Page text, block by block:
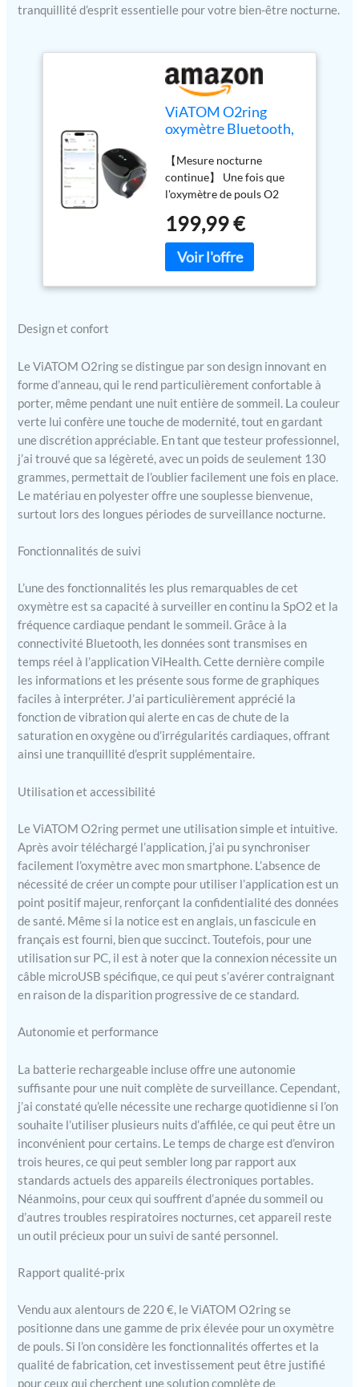
tranquillité d’esprit essentielle pour votre bien-être nocturne.
ViATOM O2ring
oxymètre Bluetooth,
bout des doigts pour
une surveillance
continue la nuit,
oxymètre de sommeil
pour mesurer la SpO2
& la fréquence
cardiaque (vert)
【Mesure nocturne
continue】 Une fois que
l'oxymètre de pouls O2
commencera
automatiquement à
surveiller en continu la
SOMMEIL】 Ce produit
comprend un tableau
d'analyse du sommeil
déverrouille toutes les
fonctions du sommeil.
【Oxymètre avec fonction
d'alerte】 Si les niveaux
d'oxygène sont trop bas, la
bague vibre pour alerter
vibration et trois niveaux
de luminosité au choix.
【Rapports
téléchargeables】 Notre
oxymètre de sommeil
Bluetooth synchronise
automatiquement les
mesures avec l'application
"O2 Insight Pro" sur PC.
Les rapports peuvent être
téléchargés et imprimés
rester complètement sans
pression. Le silicone
antidérapant intégré
protège les doigts. En 2022,
l'oxymètre de pouls O2
pour doigt a remporté le
prix iF Design Award.
199,99 €
Design et confort
Le ViATOM O2ring se distingue par son design innovant en
forme d’anneau, qui le rend particulièrement confortable à
porter, même pendant une nuit entière de sommeil. La couleur
verte lui confère une touche de modernité, tout en gardant
une discrétion appréciable. En tant que testeur professionnel,
j’ai trouvé que sa légèreté, avec un poids de seulement 130
grammes, permettait de l’oublier facilement une fois en place.
Le matériau en polyester offre une souplesse bienvenue,
surtout lors des longues périodes de surveillance nocturne.
Fonctionnalités de suivi
L’une des fonctionnalités les plus remarquables de cet
oxymètre est sa capacité à surveiller en continu la SpO2 et la
fréquence cardiaque pendant le sommeil. Grâce à la
connectivité Bluetooth, les données sont transmises en
temps réel à l’application ViHealth. Cette dernière compile
les informations et les présente sous forme de graphiques
faciles à interpréter. J’ai particulièrement apprécié la
fonction de vibration qui alerte en cas de chute de la
saturation en oxygène ou d’irrégularités cardiaques, offrant
ainsi une tranquillité d’esprit supplémentaire.
Utilisation et accessibilité
Le ViATOM O2ring permet une utilisation simple et intuitive.
Après avoir téléchargé l’application, j’ai pu synchroniser
facilement l’oxymètre avec mon smartphone. L’absence de
nécessité de créer un compte pour utiliser l’application est un
point positif majeur, renforçant la confidentialité des données
de santé. Même si la notice est en anglais, un fascicule en
français est fourni, bien que succinct. Toutefois, pour une
utilisation sur PC, il est à noter que la connexion nécessite un
câble microUSB spécifique, ce qui peut s’avérer contraignant
en raison de la disparition progressive de ce standard.
Autonomie et performance
La batterie rechargeable incluse offre une autonomie
suffisante pour une nuit complète de surveillance. Cependant,
j’ai constaté qu’elle nécessite une recharge quotidienne si l’on
souhaite l’utiliser plusieurs nuits d’affilée, ce qui peut être un
inconvénient pour certains. Le temps de charge est d’environ
trois heures, ce qui peut sembler long par rapport aux
standards actuels des appareils électroniques portables.
Néanmoins, pour ceux qui souffrent d’apnée du sommeil ou
d’autres troubles respiratoires nocturnes, cet appareil reste
un outil précieux pour un suivi de santé personnel.
Rapport qualité-prix
Vendu aux alentours de 220 €, le ViATOM O2ring se
positionne dans une gamme de prix élevée pour un oxymètre
de pouls. Si l’on considère les fonctionnalités offertes et la
qualité de fabrication, cet investissement peut être justifié
pour ceux qui cherchent une solution complète de